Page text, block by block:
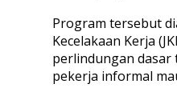
Program tersebut
Kecelakaan Kerja
perlindungan dasar
pekerja informal